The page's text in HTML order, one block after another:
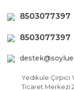
8503077397
8503077397
Yedikule
Ticaret Merkezi